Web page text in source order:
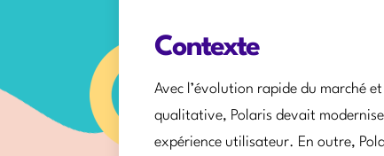
Contexte
Avec l’évolution rapide du marché
qualitative, Polaris devait
expérience utilisateur. En outre,